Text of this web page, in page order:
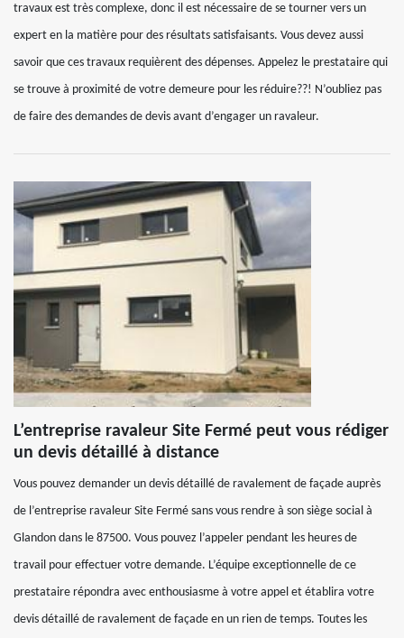
travaux est très complexe, donc il est nécessaire de se tourner vers un
expert en la matière pour des résultats satisfaisants. Vous devez aussi
savoir que ces travaux requièrent des dépenses. Appelez le prestataire qui
se trouve à proximité de votre demeure pour les réduire??! N’oubliez pas
de faire des demandes de devis avant d’engager un ravaleur.
L’entreprise ravaleur Site Fermé peut vous rédiger
un devis détaillé à distance
Vous pouvez demander un devis détaillé de ravalement de façade auprès
de l’entreprise ravaleur Site Fermé sans vous rendre à son siège social à
Glandon dans le 87500. Vous pouvez l’appeler pendant les heures de
travail pour effectuer votre demande. L’équipe exceptionnelle de ce
prestataire répondra avec enthousiasme à votre appel et établira votre
devis détaillé de ravalement de façade en un rien de temps. Toutes les